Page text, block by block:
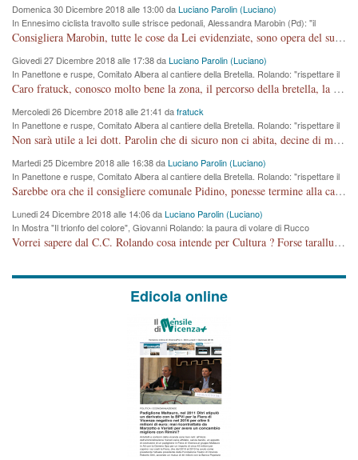
Domenica 30 Dicembre 2018 alle 13:00 daLuciano Parolin (Luciano)
In Ennesimo ciclista travolto sulle strisce pedonali, Alessandra Marobin (Pd): "il
Comune si svegli"
Consigliera Marobin, tutte le cose da Lei evidenziate, sono opera del suo ex Assessore e compagno di Partito Antonio Marco Dalla Pozza Assessore alla "progettazione" di piste ciclabili e altre porcherie. A lui manderei il conto da saldare per incidenti e danni alle persone. E' ora che "finiamola." Avete perso rassegnatevi. qui IL SINDACO RUCCO NON C'ENTRA PER NIENTE. CAPITO!!!!!!!! Amen.
Giovedi 27 Dicembre 2018 alle 17:38 daLuciano Parolin (Luciano)
In Panettone e ruspe, Comitato Albera al cantiere della Bretella. Rolando: "rispettare il
cronoprogramma"
Caro fratuck, conosco molto bene la zona, il percorso della bretella, la situazione dei cittadini, abito in Viale Trento. A partire dal 2003 ho partecipato al Comitato di Maddalene pro bretella, e a riunioni propositive per apportare modifiche al progetto. Numerose mie foto del territorio sono arrivate a Roma, altri miei interventi (non graditi dalla Sx) sono stati pubblicati dal GdV, assieme ad altri come Ciro Asproso, ora favorevole alla bretella. Ho partecipato alla raccolta firme per la chiusura della strada x 5 giorni eseguita dal Sindaco Hullwech per sforamento 180 Micro/g. Pertanto come impegno per la tematica sono apposto con la coscienza. Ora il Progetto è partito, fine! Voglio dire che la nuova Giunta "comunale" non c'entra più. L'opera sarà "malauguratamente" eseguita, ma non con il mio placet. Il Consigliere Comunale dovrebbe capire che la campagna elettorale è finita, con buona pace di tutti. Quello che invece dovrebbe interessare è la proprietà della strada, dall'uscita autostradale Ovest, sino alla Rotatoria dell'Albara, vi sono tre possessori: Autostrade SpA; La Provincia, il Comune. Come la mettiamo per il futuro ? I costi, da 50 sono saliti a 100 milioni di € come dire 20 milioni a KM (!) da non credere. Comunque si farà. Ma nessuno canti Vittoria, anzi meglio non farne un ulteriore fatto "partitico" per questioni elettorali o di seggio. Se mi manda la sua mail, sono disponibile ad inviare i documenti e le foto sopra descritte. Con ossequi, Luciano Parolin
Mercoledi 26 Dicembre 2018 alle 21:41 dafratuck
In Panettone e ruspe, Comitato Albera al cantiere della Bretella. Rolando: "rispettare il
cronoprogramma"
Non sarà utile a lei dott. Parolin che di sicuro non ci abita, decine di migliaia di TIR, automobili e padroncini che passano quotidianamente per una strada appena rotabile, non è più possibile stendere i panni, attraversare la strada senza rischiare la morte, le case stanno crepando, i tempi sono cambiati e la bretella non passerà assolutamente per maddalene (ma cosa sta a dire?!), dia invece responsabilità a chi ha costruito tagliando la strada che doveva invece terminare a isola vicentina e non al moracchino lasciando Motta di Costabissara ancora in panne di traffico. I tempi sono cambiati dottore e se l'anagrafe della vita stagna nell'essere umano impressioni conservatrici, la società non le considera perchè va avanti, si industrializza e ha bisogno di infrastrutture e di sviluppo. Ultima considerazione, se è geloso di Rolando perchè vede in lui solo campagne politiche mentre si difendono i SOLI diritti dei cittadini, la preghiamo faccia considerazioni più appropriate. Saluti e complimenti per i suoi scritti.
Martedi 25 Dicembre 2018 alle 16:38 daLuciano Parolin (Luciano)
In Panettone e ruspe, Comitato Albera al cantiere della Bretella. Rolando: "rispettare il
cronoprogramma"
Sarebbe ora che il consigliere comunale Pidino, ponesse termine alla campagna elettorale nel territorio del suo seggio Villaggio del Sole. La tiraca è iniziata, distruggerà 6 km di prateria ovest della città, ricca di fonti e sorgenti d'acqua. I cittadini di Maddalene non avranno più Pace la notte. Molta colpa per la costruzione di questa Strada è proprio del signor Rolando,dei suoi gazebo mobili e che vuol far passare questa opera VANDALICA come progetto "utile" a chi ? Non è cosa seria sig. Rolando!
Lunedi 24 Dicembre 2018 alle 14:06 daLuciano Parolin (Luciano)
In Mostra "Il trionfo del colore", Giovanni Rolando: la paura di volare di Rucco
Vorrei sapere dal C.C. Rolando cosa intende per Cultura ? Forse tarallucci, vino e sagre, o spaghetti tricolori del PD ? Il continuo (s)parlare della mostra a Palazzo Chiericati caro consigliere DANNEGGIA FORTEMENTE l'immagine della città TUTTA e fa deviare i consensi che in RUSSIA (badi bene ex U.R.S.S.) sono ECCELLENTI. A livello artistico l'evento è di alta Valenza culturale, COMPITO di Tutta la Cittadinanza fare il possibile per propagandare l'iniziativa senza farne UN CASO PARTITICO come fa Lei da sempre. Meno Gazebo + Partecipazione! E così sia. Amen.
Edicola online